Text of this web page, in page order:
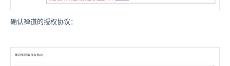
确认禅道的授权协议：